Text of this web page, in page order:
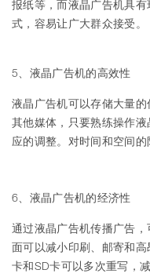
报纸等，而液晶广告机具
式，容易让广大群众接受。
5、液晶广告机的高效性
液晶广告机可以存储大量
其他媒体，只要熟练操作
应的调整。对时间和空间的
6、液晶广告机的经济性
通过液晶广告机传播广告
面可以减小印刷、邮寄和
卡和SD卡可以多次重写，